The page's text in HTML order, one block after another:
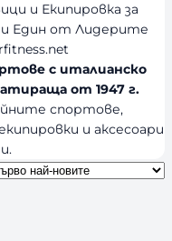
и Екипировка за
и Един от Лидерите
с италианско
от 1947 г.
спортове,
и аксесоари